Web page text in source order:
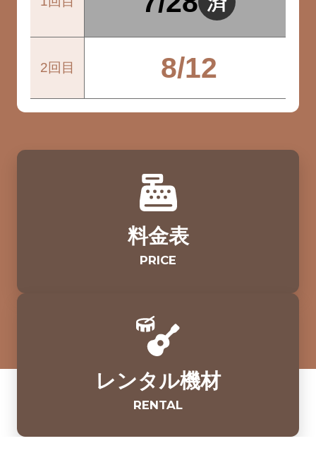
2回目 8/12
料金表
PRICE
レンタル機材
RENTAL